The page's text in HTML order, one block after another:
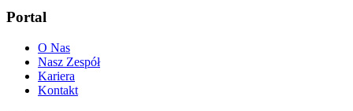
Portal
O Nas
Nasz Zespół
Kariera
Kontakt